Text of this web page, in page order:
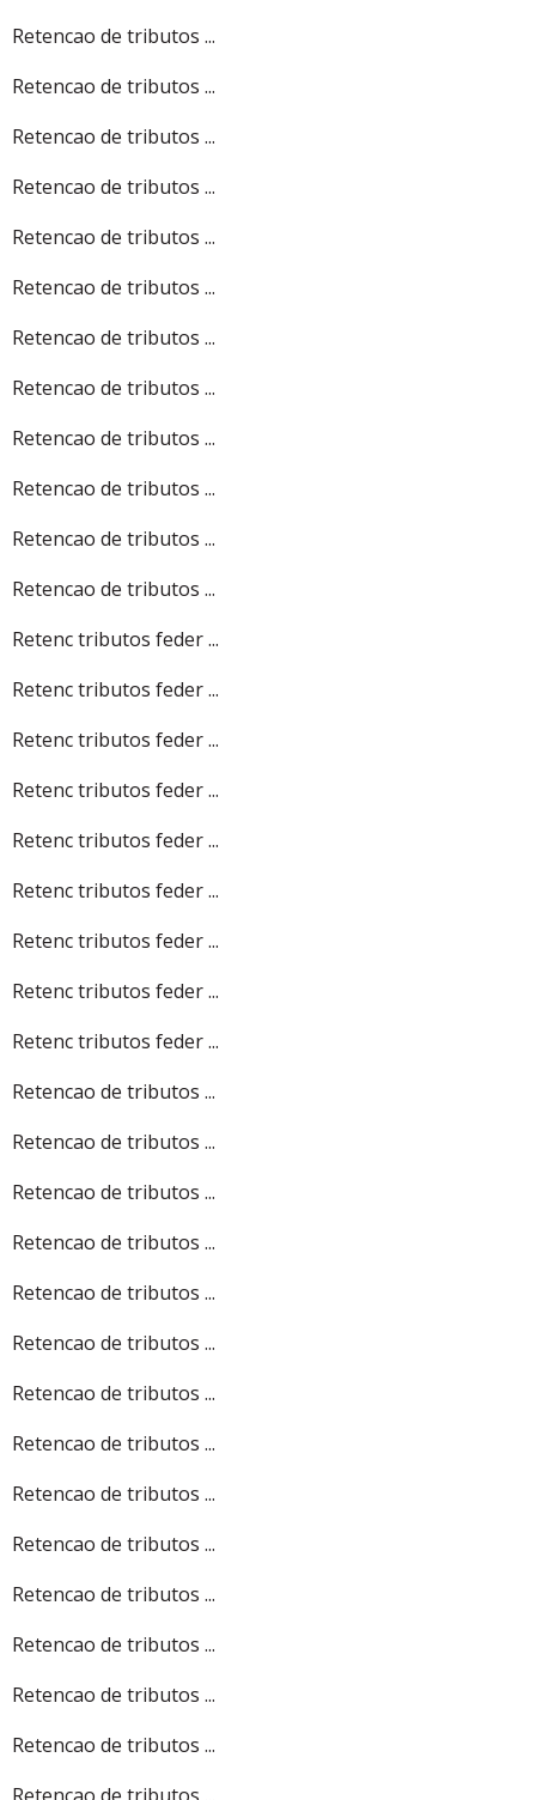
Retencao de tributos ...
Retencao de tributos ...
Retencao de tributos ...
Retencao de tributos ...
Retencao de tributos ...
Retencao de tributos ...
Retencao de tributos ...
Retencao de tributos ...
Retencao de tributos ...
Retencao de tributos ...
Retencao de tributos ...
Retencao de tributos ...
Retenc tributos feder ...
Retenc tributos feder ...
Retenc tributos feder ...
Retenc tributos feder ...
Retenc tributos feder ...
Retenc tributos feder ...
Retenc tributos feder ...
Retenc tributos feder ...
Retenc tributos feder ...
Retencao de tributos ...
Retencao de tributos ...
Retencao de tributos ...
Retencao de tributos ...
Retencao de tributos ...
Retencao de tributos ...
Retencao de tributos ...
Retencao de tributos ...
Retencao de tributos ...
Retencao de tributos ...
Retencao de tributos ...
Retencao de tributos ...
Retencao de tributos ...
Retencao de tributos ...